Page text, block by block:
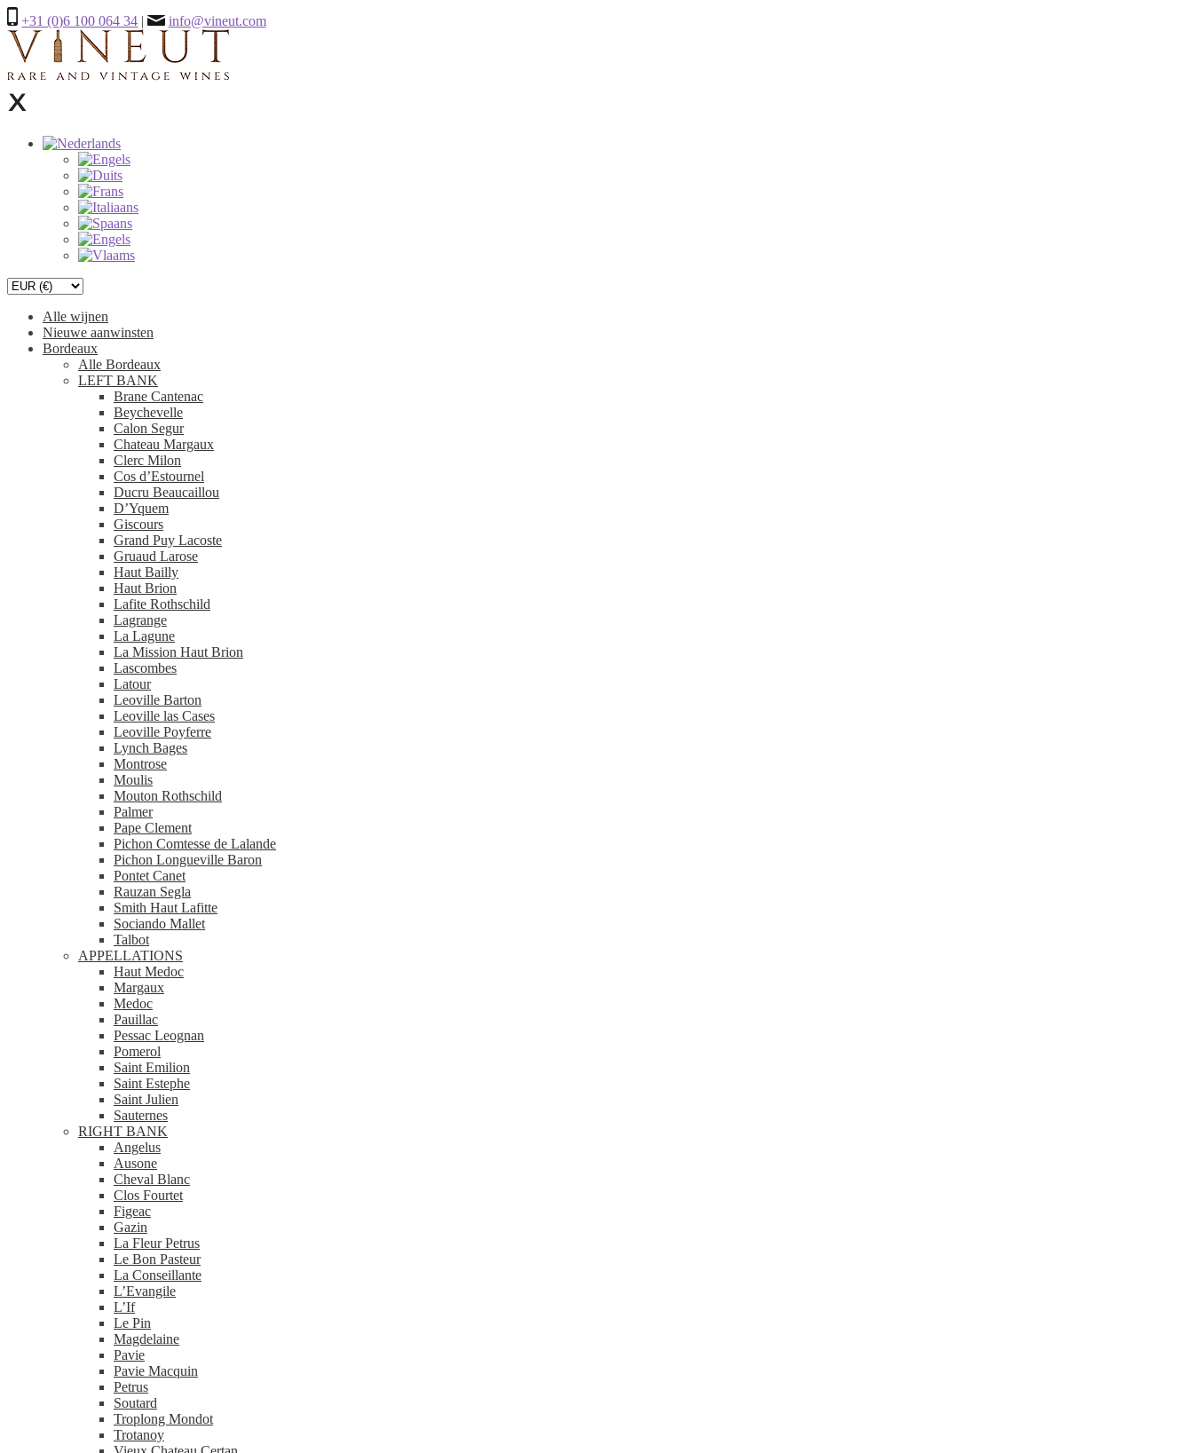
+31 (0)6 100 064 34 | info@vineut.com
Alle wijnen
Nieuwe aanwinsten
Bordeaux
Alle Bordeaux
LEFT BANK
Brane Cantenac
Beychevelle
Calon Segur
Chateau Margaux
Clerc Milon
Cos d’Estournel
Ducru Beaucaillou
D’Yquem
Giscours
Grand Puy Lacoste
Gruaud Larose
Haut Bailly
Haut Brion
Lafite Rothschild
Lagrange
La Lagune
La Mission Haut Brion
Lascombes
Latour
Leoville Barton
Leoville las Cases
Leoville Poyferre
Lynch Bages
Montrose
Moulis
Mouton Rothschild
Palmer
Pape Clement
Pichon Comtesse de Lalande
Pichon Longueville Baron
Pontet Canet
Rauzan Segla
Smith Haut Lafitte
Sociando Mallet
Talbot
APPELLATIONS
Haut Medoc
Margaux
Medoc
Pauillac
Pessac Leognan
Pomerol
Saint Emilion
Saint Estephe
Saint Julien
Sauternes
RIGHT BANK
Angelus
Ausone
Cheval Blanc
Clos Fourtet
Figeac
Gazin
La Fleur Petrus
Le Bon Pasteur
La Conseillante
L’Evangile
L’If
Le Pin
Magdelaine
Pavie
Pavie Macquin
Petrus
Soutard
Troplong Mondot
Trotanoy